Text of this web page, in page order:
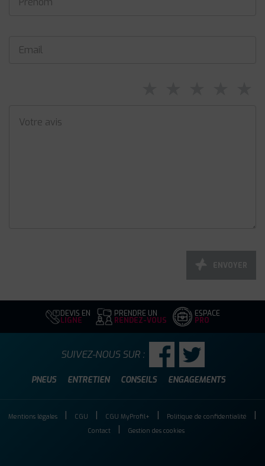
ENVOYER
DEVIS EN
LIGNE
PRENDRE UN
RENDEZ-VOUS
ESPACE
PRO
PNEUS ENTRETIEN CONSEILS ENGAGEMENTS
SUIVEZ-NOUS SUR :
Mentions légales CGU CGU MyProfil+
Politique de confidentialité
Contact
Gestion des cookies